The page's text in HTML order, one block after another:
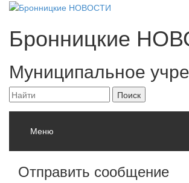
Бронницкие
Муниципальное
Меню
Отправить сообщение